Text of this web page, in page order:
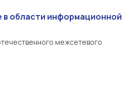
области информационной
межсетевого